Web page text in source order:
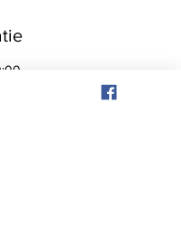
Ramplaan 125,
Nederland